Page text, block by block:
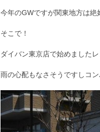
今年のGWですが関東地方は
そこで！
ダイバン東京店で始めました
雨の心配もなさそうですしコ